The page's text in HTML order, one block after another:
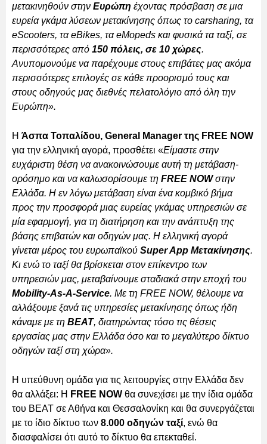
μετακινηθούν στην Ευρώπη έχοντας πρόσβαση σε μια
ευρεία γκάμα λύσεων μετακίνησης όπως το carsharing, τα
eScooters, τα eBikes, τα eMopeds και φυσικά τα ταξί, σε
περισσότερες από 150 πόλεις, σε 10 χώρες.
Ανυπομονούμε να παρέχουμε στους επιβάτες μας ακόμα
περισσότερες επιλογές σε κάθε προορισμό τους και
στους οδηγούς μας διεθνές πελατολόγιο από όλη την
Ευρώπη».
Η Άσπα Τοπαλίδου, General Manager της FREE NOW
για την ελληνική αγορά, προσθέτει «Είμαστε στην
ευχάριστη θέση να ανακοινώσουμε αυτή τη μετάβαση-
ορόσημο και να καλωσορίσουμε τη FREE NOWστην
Ελλάδα. Η εν λόγω μετάβαση είναι ένα κομβικό βήμα
προς την προσφορά μιας ευρείας γκάμας υπηρεσιών σε
μία εφαρμογή, για τη διατήρηση και την ανάπτυξη της
βάσης επιβατών και οδηγών μας. Η ελληνική αγορά
γίνεται μέρος του ευρωπαϊκού Super App Μετακίνησης.
Κι ενώ το ταξί θα βρίσκεται στον επίκεντρο των
υπηρεσιών μας, μεταβαίνουμε σταδιακά στην εποχή του
Mobility-As-A-Service. Με τη FREE NOW, θέλουμε να
αλλάξουμε ξανά τις υπηρεσίες μετακίνησης όπως ήδη
κάναμε με τη BEAT, διατηρώντας τόσο τις θέσεις
εργασίας μας στην Ελλάδα όσο και το μεγαλύτερο δίκτυο
οδηγών ταξί στη χώρα».
Η υπεύθυνη ομάδα για τις λειτουργίες στην Ελλάδα δεν
θα αλλάξει: Η FREE NOW θα συνεχίσει με την ίδια ομάδα
του BEAT σε Αθήνα και Θεσσαλονίκη και θα συνεργάζεται
με το ίδιο δίκτυο των 8.000 οδηγών ταξί, ενώ θα
διασφαλίσει ότι αυτό το δίκτυο θα επεκταθεί.